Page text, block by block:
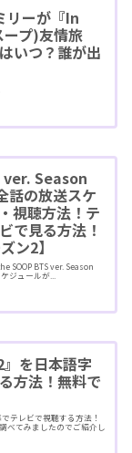
リーが『In
プ)友情旅
いつ？誰が出
ver. Season
話の放送スケ
視聴方法！テ
で見る方法！
ン2】
SOOP BTS ver. Season
ジュールが...
を日本語字
方法！無料で
テレビで視聴する方法！
べてみましたのでご紹介し